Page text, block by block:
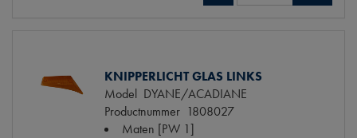
KNIPPERLICHT GLAS LINKS
Model DYANE/ACADIANE
Productnummer 1808027
Maten [PW 1]